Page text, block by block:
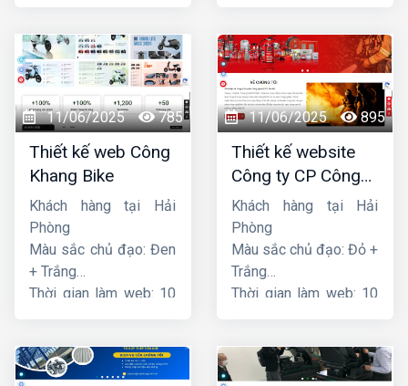
11/06/2025 785
Thiết kế web Công
Khang Bike
Khách hàng tại Hải
Phòng
Màu sắc chủ đạo: Đen
+ Trắng
Thời gian làm web: 10
11/06/2025 895
Thiết kế website
Công ty CP Công
nghệ PCCC Bắc Hà
Khách hàng tại Hải
Phòng
Màu sắc chủ đạo: Đỏ +
Trắng
Thời gian làm web: 10